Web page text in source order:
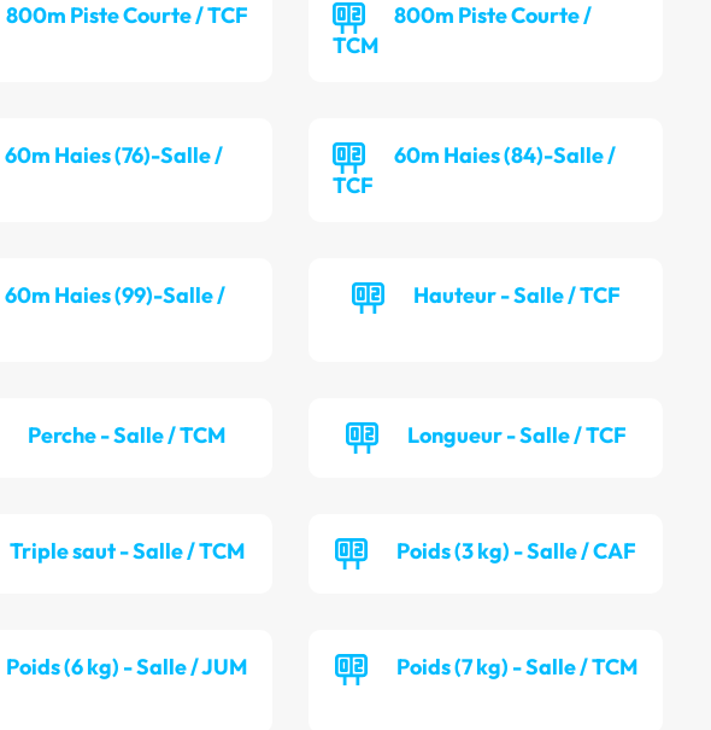
800m Piste Courte / TCF
800m Piste Courte /
TCM
60m Haies (76)-Salle /
60m Haies (84)-Salle /
TCF
60m Haies (99)-Salle /
Hauteur - Salle / TCF
Perche - Salle / TCM Longueur - Salle / TCF
Triple saut - Salle / TCM Poids (3 kg) - Salle / CAF
Poids (6 kg) - Salle / JUM Poids (7 kg) - Salle / TCM